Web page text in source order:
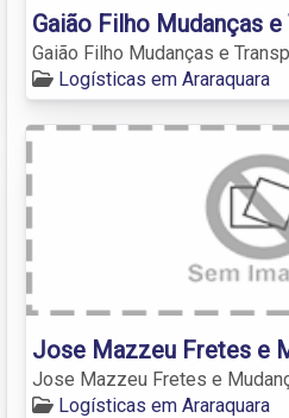
Gaião Filho Mudanças
Gaião Filho Mudanças e
Logísticas em Araraquara
Jose Mazzeu Fretes e
Jose Mazzeu Fretes e
Logísticas em Araraquara